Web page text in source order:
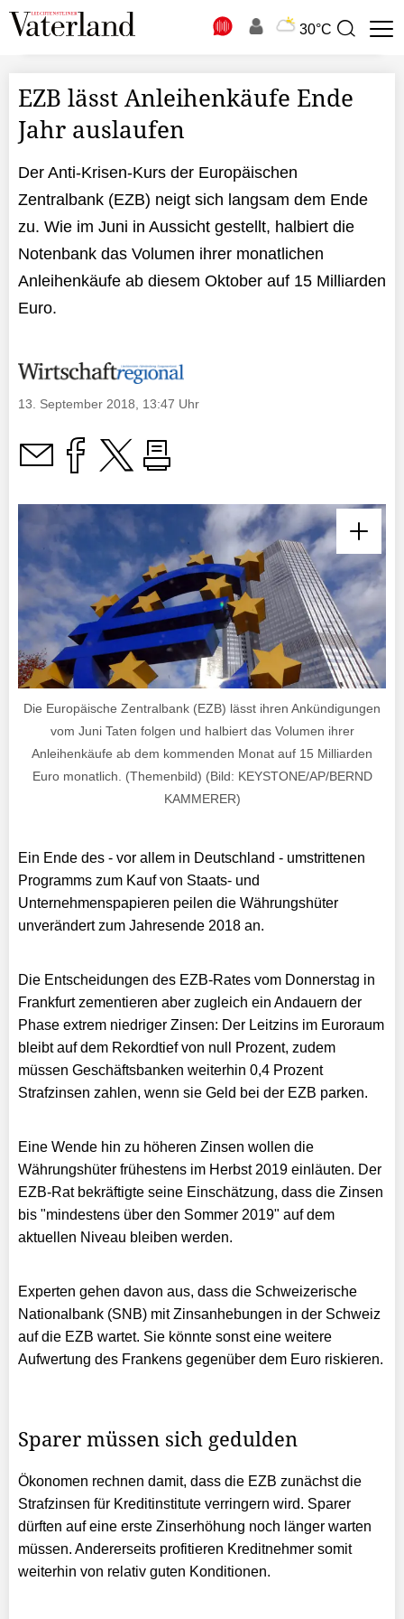
30°C
Suchbegriff
EZB lässt Anleihenkäufe Ende
Jahr auslaufen
Der Anti-Krisen-Kurs der Europäischen
Zentralbank (EZB) neigt sich langsam dem Ende
zu. Wie im Juni in Aussicht gestellt, halbiert die
Notenbank das Volumen ihrer monatlichen
Anleihenkäufe ab diesem Oktober auf 15 Milliarden
Euro.
13. September 2018, 13:47 Uhr
Die Europäische Zentralbank (EZB) lässt ihren Ankündigungen
vom Juni Taten folgen und halbiert das Volumen ihrer
Anleihenkäufe ab dem kommenden Monat auf 15 Milliarden
Euro monatlich. (Themenbild) (Bild: KEYSTONE/AP/BERND
KAMMERER)
Ein Ende des - vor allem in Deutschland - umstrittenen
Programms zum Kauf von Staats- und
Unternehmenspapieren peilen die Währungshüter
unverändert zum Jahresende 2018 an.
Die Entscheidungen des EZB-Rates vom Donnerstag in
Frankfurt zementieren aber zugleich ein Andauern der
Phase extrem niedriger Zinsen: Der Leitzins im Euroraum
bleibt auf dem Rekordtief von null Prozent, zudem
müssen Geschäftsbanken weiterhin 0,4 Prozent
Strafzinsen zahlen, wenn sie Geld bei der EZB parken.
Eine Wende hin zu höheren Zinsen wollen die
Währungshüter frühestens im Herbst 2019 einläuten. Der
EZB-Rat bekräftigte seine Einschätzung, dass die Zinsen
bis "mindestens über den Sommer 2019" auf dem
aktuellen Niveau bleiben werden.
Experten gehen davon aus, dass die Schweizerische
Nationalbank (SNB) mit Zinsanhebungen in der Schweiz
auf die EZB wartet. Sie könnte sonst eine weitere
Aufwertung des Frankens gegenüber dem Euro riskieren.
Sparer müssen sich gedulden
Ökonomen rechnen damit, dass die EZB zunächst die
Strafzinsen für Kreditinstitute verringern wird. Sparer
dürften auf eine erste Zinserhöhung noch länger warten
müssen. Andererseits profitieren Kreditnehmer somit
weiterhin von relativ guten Konditionen.